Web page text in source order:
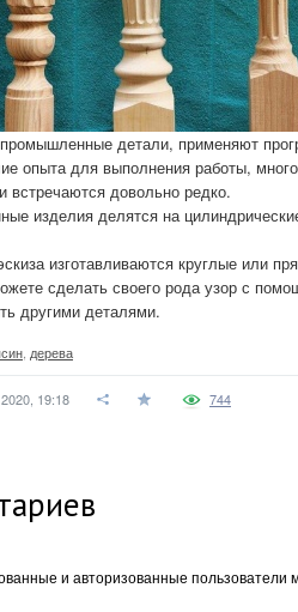
детали, применяют
опыта для выполнения работы,
встречаются довольно редко.
изделия делятся на
изготавливаются круглые или
сделать своего рода узор с
другими деталями.
дерева
19:18 744
и авторизованные пользователи